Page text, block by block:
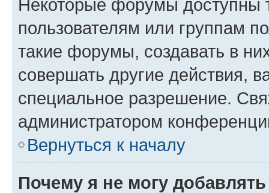
Некоторые форумы доступны
пользователям или группам
такие форумы, создавать в
совершать другие действия,
специальное разрешение.
администратором
Вернуться к началу
Почему я не могу